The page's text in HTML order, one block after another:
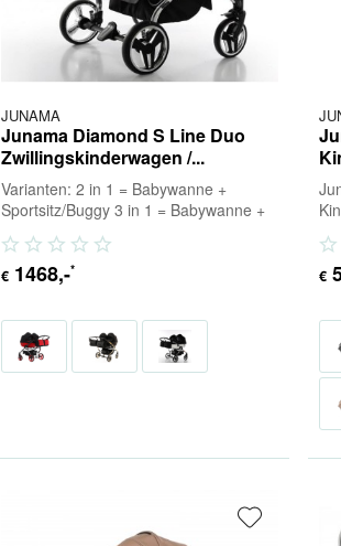
JUNAMA
Junama Diamond S Line Duo
Zwillingskinderwagen /...
Varianten: 2 in 1 = Babywanne +
Sportsitz/Buggy 3 in 1 = Babywanne +
Adapter) 4...
€ 1468,-* €